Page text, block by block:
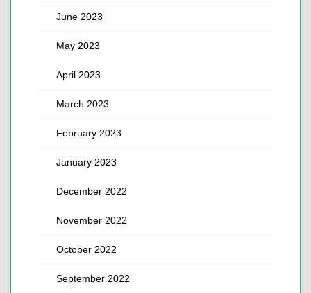
June 2023
May 2023
April 2023
March 2023
February 2023
January 2023
December 2022
November 2022
October 2022
September 2022